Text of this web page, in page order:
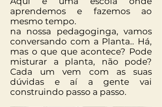
aprendemos e fazemos ao
mesmo tempo.
na nossa pedagoginga, vamos
conversando com a Planta.. Há,
mas o que que acontece? Pode
misturar a planta, não pode?
Cada um vem com as suas
dúvidas e aí a gente vai
construindo passo a passo.